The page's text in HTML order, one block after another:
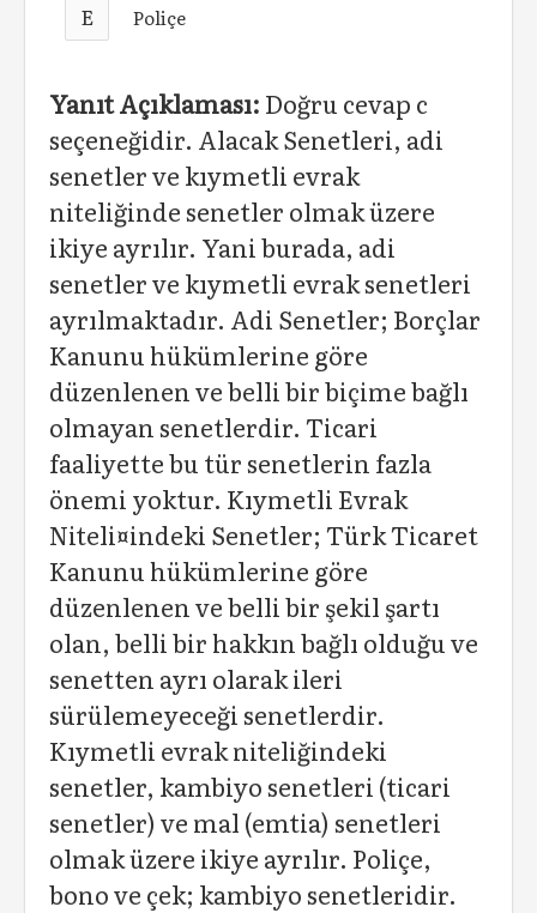
E Poliçe
Yanıt Açıklaması: Doğru cevap c
seçeneğidir. Alacak Senetleri, adi
senetler ve kıymetli evrak
niteliğinde senetler olmak üzere
ikiye ayrılır. Yani burada, adi
senetler ve kıymetli evrak senetleri
ayrılmaktadır. Adi Senetler; Borçlar
Kanunu hükümlerine göre
düzenlenen ve belli bir biçime bağlı
olmayan senetlerdir. Ticari
faaliyette bu tür senetlerin fazla
önemi yoktur. Kıymetli Evrak
Niteli¤indeki Senetler; Türk Ticaret
Kanunu hükümlerine göre
düzenlenen ve belli bir şekil şartı
olan, belli bir hakkın bağlı olduğu ve
senetten ayrı olarak ileri
sürülemeyeceği senetlerdir.
Kıymetli evrak niteliğindeki
senetler, kambiyo senetleri (ticari
senetler) ve mal (emtia) senetleri
olmak üzere ikiye ayrılır. Poliçe,
bono ve çek; kambiyo senetleridir.